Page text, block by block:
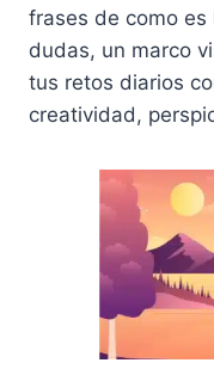
frases de como
dudas, un marco
tus retos diarios
creatividad,